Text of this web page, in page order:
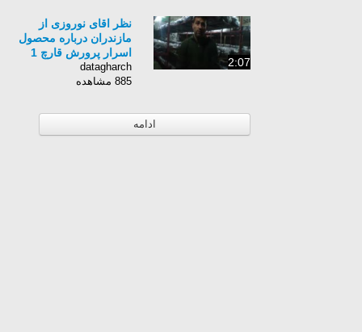
2:07
نظر اقای نوروزی از
مازندران درباره محصول
اسرار پرورش قارچ 1
datagharch
885 مشاهده
ادامه